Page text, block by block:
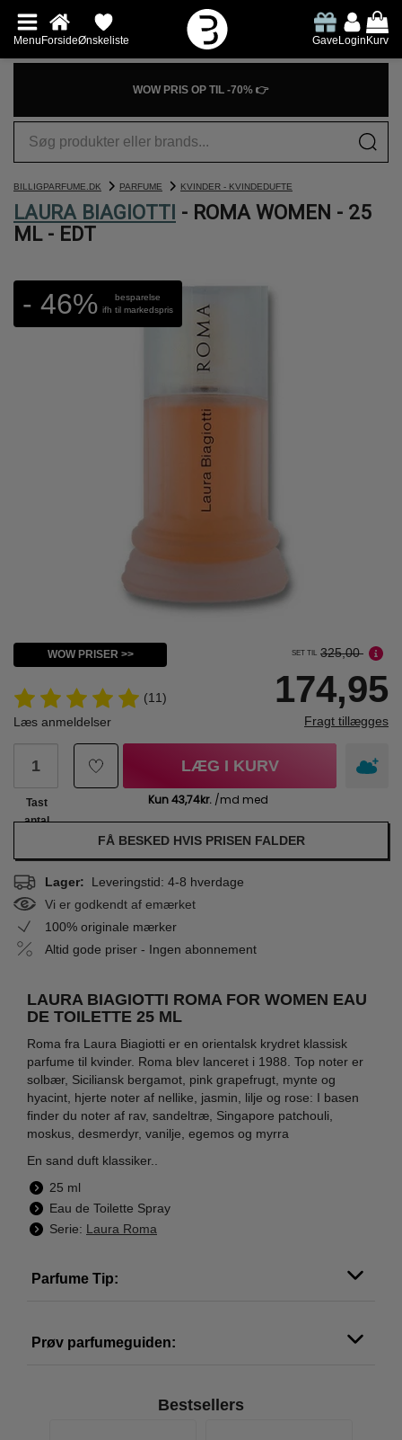
MenuForsideØnskeliste GaveLoginKurv
WOW PRIS OP TIL -70% 👉
BILLIGPARFUME.DK PARFUME KVINDER - KVINDEDUFTE
LAURA BIAGIOTTI - ROMA WOMEN - 25
ML - EDT
- 46%
besparelse
ifh til markedspris
WOW PRISER >>
(11)
Læs anmeldelser
SET TIL 325,00
174,95
Fragt tillægges
Tast
antal
LÆG I KURV
FÅ BESKED HVIS PRISEN FALDER
Lager: Leveringstid: 4-8 hverdage
Vi er godkendt af emærket
100% originale mærker
Altid gode priser - Ingen abonnement
LAURA BIAGIOTTI ROMA FOR WOMEN EAU
DE TOILETTE 25 ML
Roma fra Laura Biagiotti er en orientalsk krydret klassisk
parfume til kvinder. Roma blev lanceret i 1988. Top noter er
solbær, Siciliansk bergamot, pink grapefrugt, mynte og
hyacint, hjerte noter af nellike, jasmin, lilje og rose: I basen
finder du noter af rav, sandeltræ, Singapore patchouli,
moskus, desmerdyr, vanilje, egemos og myrra
En sand duft klassiker..
25 ml
Eau de Toilette Spray
Serie: Laura Roma
Parfume Tip:
Prøv parfumeguiden:
Bestsellers